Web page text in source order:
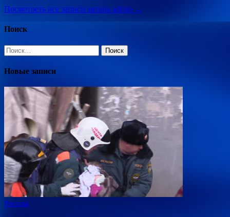
Посмотреть все записи автора admin →
Поиск
Найти:
Новые записи
Россия